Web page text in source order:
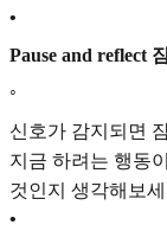
•
Pause and reflect
◦
신호가 감지되면
지금 하려는 행동
것인지 생각해보
•